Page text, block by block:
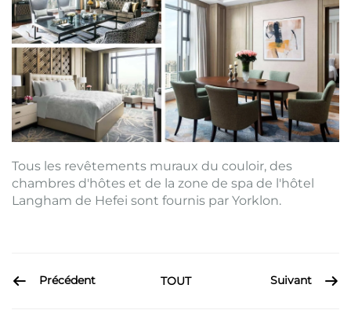
Tous les revêtements muraux du couloir, des
chambres d'hôtes et de la zone de spa de l'hôtel
Langham de Hefei sont fournis par Yorklon.
Précédent TOUT Suivant